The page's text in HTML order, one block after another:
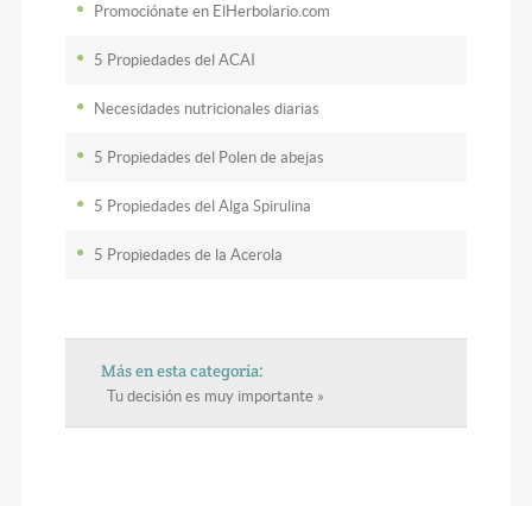
Promociónate en ElHerbolario.com
5 Propiedades del ACAI
Necesidades nutricionales diarias
5 Propiedades del Polen de abejas
5 Propiedades del Alga Spirulina
5 Propiedades de la Acerola
Más en esta categoría:
Tu decisión es muy importante »